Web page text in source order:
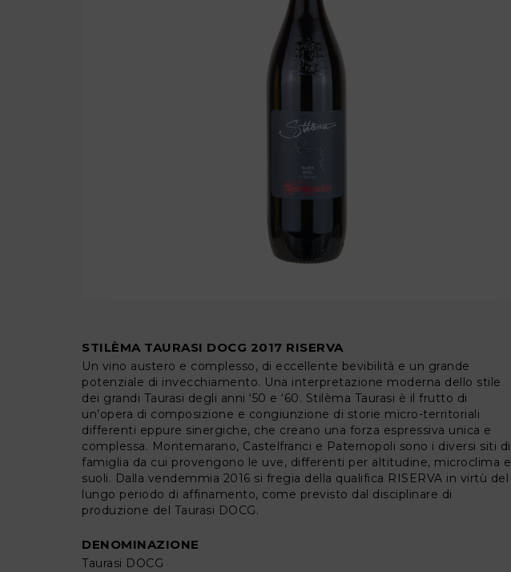
STILÈMA TAURASI DOCG 2017 RISERVA
Un vino austero e complesso, di eccellente bevibilità e un grande
potenziale di invecchiamento. Una interpretazione moderna dello stile
dei grandi Taurasi degli anni ‘50 e ‘60. Stilèma Taurasi è il frutto di
un’opera di composizione e congiunzione di storie micro-territoriali
differenti eppure sinergiche, che creano una forza espressiva unica e
complessa. Montemarano, Castelfranci e Paternopoli sono i diversi siti di
famiglia da cui provengono le uve, differenti per altitudine, microclima e
suoli. Dalla vendemmia 2016 si fregia della qualifica RISERVA in virtù del
lungo periodo di affinamento, come previsto dal disciplinare di
produzione del Taurasi DOCG.
DENOMINAZIONE
Taurasi DOCG